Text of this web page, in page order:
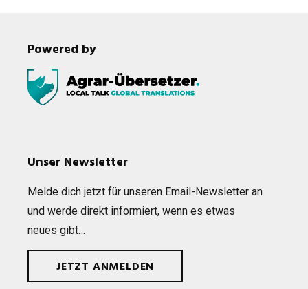
Powered by
Unser Newsletter
Melde dich jetzt für unse­ren Email-News­let­ter an
und werde direkt infor­miert, wenn es etwas
neues gibt…
JETZT ANMELDEN